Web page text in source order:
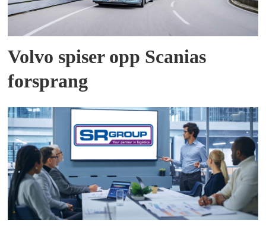
Volvo spiser opp Scanias
forsprang